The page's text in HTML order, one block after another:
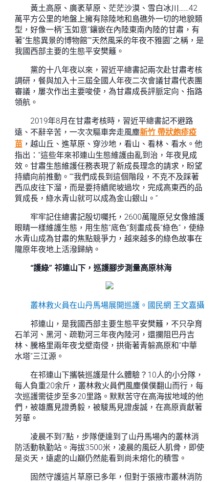
黃土高原、廣袤草原、茫茫沙漠、雪白冰川……42
萬平方公里的地盤上擁有除陸地和島礁外一切的地貌類
型，好像一柄“玉如意”鑲嵌在內陸東南內陸的甘肅，有
著“生態異景的博物館”“天然風采的年夜不雅園”之稱，是
我國西部主要的生態平安樊籬。
黨的十八年夜以來，習近平總書記兩次赴甘肅考核
調研，餐與加入十三屆全國人年夜二次會議甘肅代表團
審議，屢次作出主要唆使，為甘肅成長評脈定向、指路
領航。
2019年8月在甘肅考核時，習近平總書記不避路
遠、不辭辛苦，一次次驅車奔走風塵新竹 帶狀皰疹疫
苗 ，越山丘、進草原、穿沙地，看山、看林、看水。他
指出：“這些年來祁連山生態維護由亂到治，年夜見成
效。甘肅生態維護任務表現了新成長理念的請求，盼望
持續向前推動。”“我們成長到這個階段，不克不及踩著
西瓜皮往下溜，而是要持續爬坡過坎，完成高東西的品
質成長，綠水青山就可以成為金山銀山。”
牢牢記住總書記殷切囑托，2600萬隴原兒女像維護
眼睛一樣維護生態，用生態“底色”刻畫成長“綠色”，使綠
水青山成為甘肅的焦點競爭力，越來越多的綠色故事在
隴原年夜地上活潑歸納。
“護綠” 祁連山下，巡護腳步測量高原林海
叢林救火員在山丹馬場展開巡護。 國民網 王文嘉攝
祁連山，是我國西部主要生態平安樊籬，不只孕育
石羊河、黑河、疏勒河三年夜內陸河，還攔阻巴丹吉
林、騰格里兩年夜戈壁南侵，拱衛著青躲高原和“中華
水塔”三江源。
在祁連山下攜裝巡護是什么體驗？10人的小分隊，
每人負重20余斤，叢林救火員們風塵僕僕翻山而行，每
次巡護需徒步至多20里路。默默苦守在高海拔地域的他
們，被雄鷹見證勇毅，被駿馬見證虔誠，在高原貢獻著
芳華。
凌晨不到7點，步隊便達到了山丹馬場內的叢林消
防活動執勤站。海拔3500米，凌晨的風砭人肌骨，即使
是炎天，遠處的山巔仍然能看到尚未熔化的積雪。
固然守護這片草原已多年，但對于張掖市叢林消防